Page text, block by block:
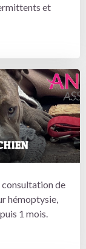
et
consultation de
hémoptysie,
1 mois.